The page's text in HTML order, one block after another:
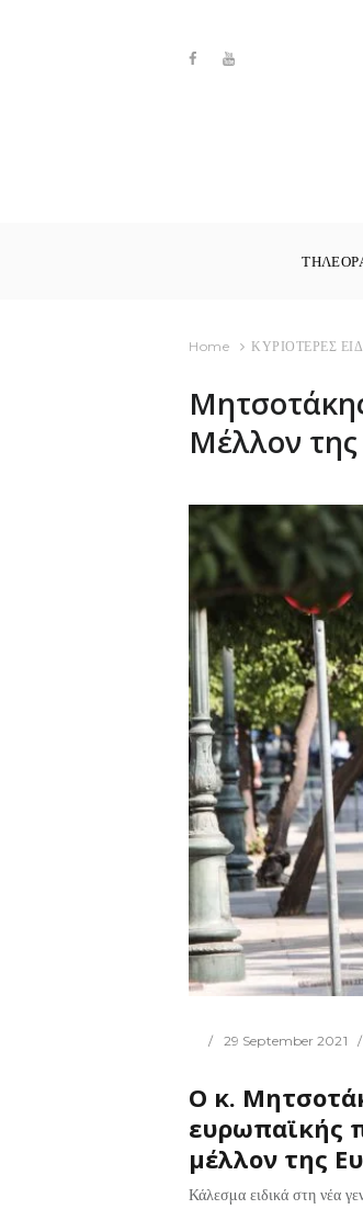
Home ΚΥΡΙΟΤΕΡΕΣ
Μέλλον
29 September 2021
Ο κ.
ευρωπαϊκής
μέλλον της
Κάλεσμα ειδικά στη νέα